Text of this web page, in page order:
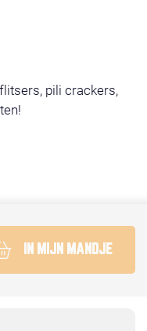
pili crackers,
IN MIJN MANDJE